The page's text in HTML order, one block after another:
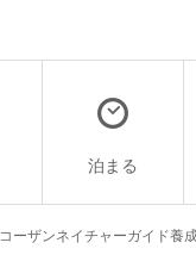
泊まる
コーザンネイチャーガイド養